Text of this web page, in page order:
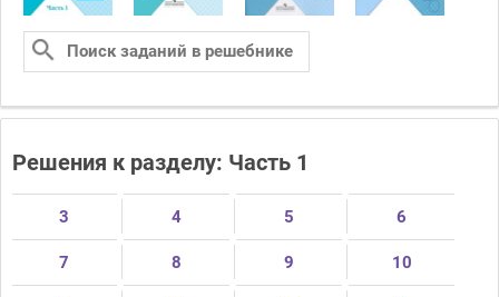
Решения к разделу: Часть 1
3 4 5 6
7 8 9 10